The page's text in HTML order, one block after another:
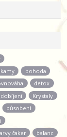
pohoda
detox
dobíjení
Krystaly
působení
čaker
balanc